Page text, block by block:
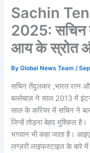
Sachin
2025: सचिन
आय के स्रोत
ByGlobal News Team/
सचिन तेंदुलकर ,भारत रत्न
बल्लेबाज़ ने साल 2013 में
साल के करियर में सचिन ने
जिन्हें तोड़ना बेहद मुश्किल
भगवान भी कहा जाता है।
लग्ज़री लाइफस्टाइल के बारे